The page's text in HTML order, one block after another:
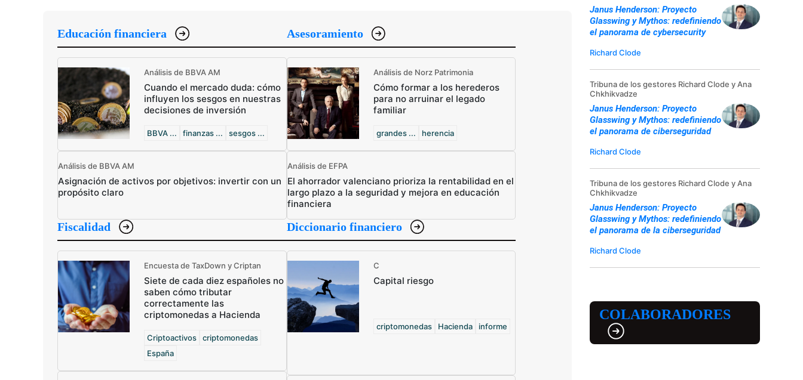
Educación financiera
Análisis de BBVA AM
Cuando el mercado duda: cómo
influyen los sesgos en nuestras
decisiones de inversión
BBVA ... finanzas ... sesgos ...
Análisis de BBVA AM
Asignación de activos por objetivos: invertir con un
propósito claro
Asesoramiento
Análisis de Norz Patrimonia
Cómo formar a los herederos
para no arruinar el legado
familiar
grandes ... herencia
Análisis de EFPA
El ahorrador valenciano prioriza la rentabilidad en el
largo plazo a la seguridad y mejora en educación
financiera
Fiscalidad
Encuesta de TaxDown y Criptan
Siete de cada diez españoles no
saben cómo tributar
correctamente las
criptomonedas a Hacienda
Criptoactivos
criptomonedas
España
Diccionario financiero
C
Capital riesgo
criptomonedas Hacienda informe
Janus Henderson: Proyecto
Glasswing y Mythos: redefiniendo
el panorama de cybersecurity
Richard Clode
Tribuna de los gestores Richard Clode y Ana
Chkhikvadze
Janus Henderson: Proyecto
Glasswing y Mythos: redefiniendo
el panorama de ciberseguridad
Richard Clode
Tribuna de los gestores Richard Clode y Ana
Chkhikvadze
Janus Henderson: Proyecto
Glasswing y Mythos: redefiniendo
el panorama de la ciberseguridad
Richard Clode
COLABORADORES